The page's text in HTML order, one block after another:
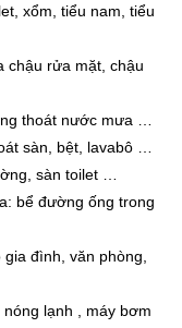
xổm, tiểu nam, tiểu
chậu rửa mặt, chậu
thoát nước mưa …
sàn, bệt, lavabô …
sàn toilet …
bể đường ống trong
đình, văn phòng,
nóng lạnh , máy bơm